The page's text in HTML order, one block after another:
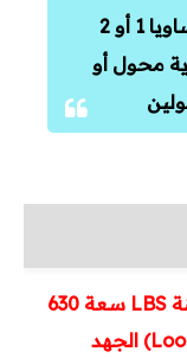
* وفى حالة لو كان الرقم مساويا 1 أو 2
محول أو
دد (1) خلية تحوي سكينة LBS سعة 630
أمبير وبها كابل دخول قادم من حلقة (Loop) الجهد